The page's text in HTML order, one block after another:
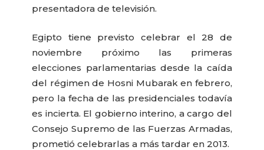
presentadora de televisión.
Egipto tiene previsto celebrar el 28 de
noviembre próximo las primeras
elecciones parlamentarias desde la caída
del régimen de Hosni Mubarak en febrero,
pero la fecha de las presidenciales todavía
es incierta. El gobierno interino, a cargo del
Consejo Supremo de las Fuerzas Armadas,
prometió celebrarlas a más tardar en 2013.